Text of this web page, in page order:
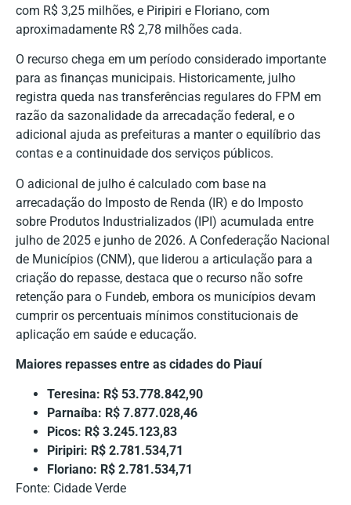
com R$ 3,25 milhões, e Piripiri e Floriano, com
aproximadamente R$ 2,78 milhões cada.
O recurso chega em um período considerado importante
para as finanças municipais. Historicamente, julho
registra queda nas transferências regulares do FPM em
razão da sazonalidade da arrecadação federal, e o
adicional ajuda as prefeituras a manter o equilíbrio das
contas e a continuidade dos serviços públicos.
O adicional de julho é calculado com base na
arrecadação do Imposto de Renda (IR) e do Imposto
sobre Produtos Industrializados (IPI) acumulada entre
julho de 2025 e junho de 2026. A Confederação Nacional
de Municípios (CNM), que liderou a articulação para a
criação do repasse, destaca que o recurso não sofre
retenção para o Fundeb, embora os municípios devam
cumprir os percentuais mínimos constitucionais de
aplicação em saúde e educação.
Maiores repasses entre as cidades do Piauí
Teresina: R$ 53.778.842,90
Parnaíba: R$ 7.877.028,46
Picos: R$ 3.245.123,83
Piripiri: R$ 2.781.534,71
Floriano: R$ 2.781.534,71
Fonte: Cidade Verde